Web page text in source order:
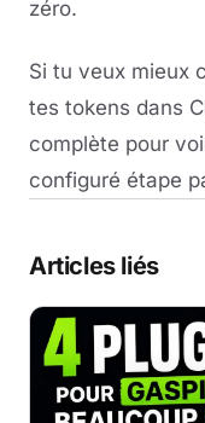
zéro.
Si tu veux mieux
tes tokens dans
complète pour
configuré étape
Articles liés